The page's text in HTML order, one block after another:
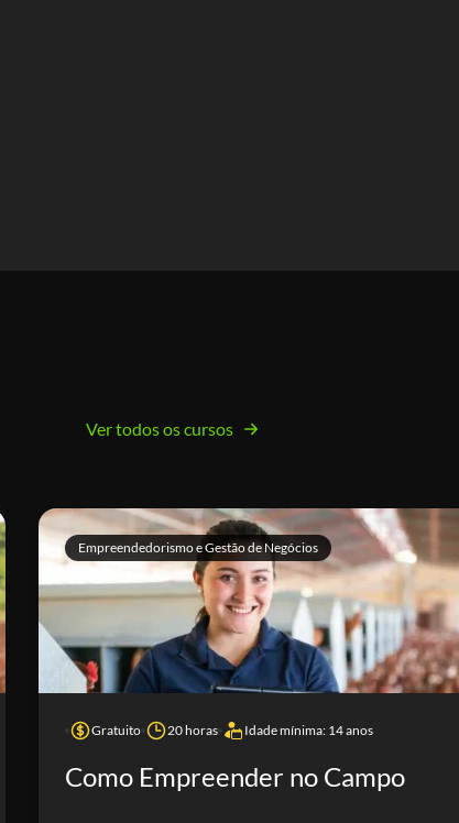
Ver todos os cursos
Empreendedorismo e Gestão de Negócios
Gratuito 20 horas Idade mínima: 14 anos
Como Empreender no Campo